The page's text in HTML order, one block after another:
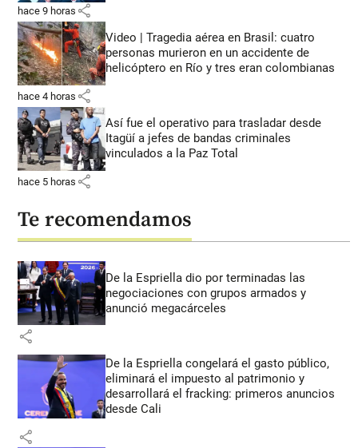
hace 9 horas share
Video | Tragedia aérea en Brasil: cuatro
personas murieron en un accidente de
helicóptero en Río y tres eran colombianas
hace 4 horas share
Así fue el operativo para trasladar desde
Itagüí a jefes de bandas criminales
vinculados a la Paz Total
hace 5 horas share
Te recomendamos
De la Espriella dio por terminadas las
negociaciones con grupos armados y
anunció megacárceles
share
De la Espriella congelará el gasto público,
eliminará el impuesto al patrimonio y
desarrollará el fracking: primeros anuncios
desde Cali
share